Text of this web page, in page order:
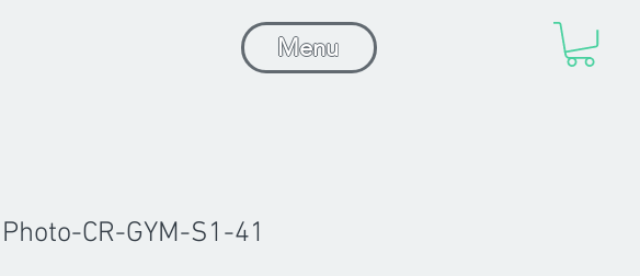
Menu
Photo-CR-GYM-S1-41